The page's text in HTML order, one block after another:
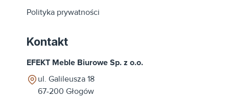
Polityka prywatności
Kontakt
EFEKT Meble Biurowe Sp. z o.o.
ul. Galileusza 18
67-200 Głogów